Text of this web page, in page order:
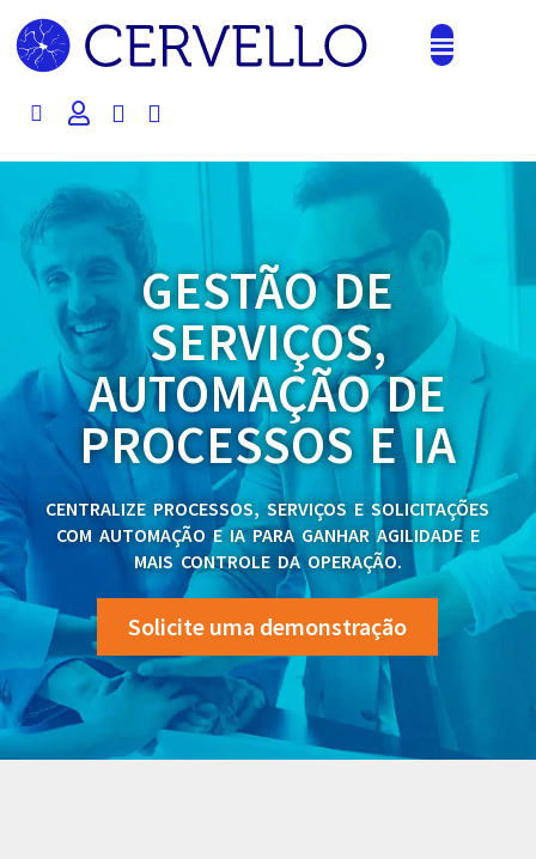
GESTÃO DE
SERVIÇOS,
AUTOMAÇÃO DE
PROCESSOS E IA
CENTRALIZE PROCESSOS, SERVIÇOS E SOLICITAÇÕES
COM AUTOMAÇÃO E IA PARA GANHAR AGILIDADE E
MAIS CONTROLE DA OPERAÇÃO.
Solicite uma demonstração